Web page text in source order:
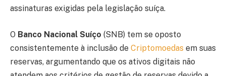
assinaturas exigidas pela legislação suíça.
O Banco Nacional Suíço (SNB) tem se oposto
consistentemente à inclusão de Criptomoedas em suas
reservas, argumentando que os ativos digitais não